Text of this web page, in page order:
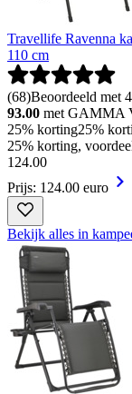
Travellife Ravenna
110 cm
(68)Beoordeeld met
93.00 met GAMMA
25% korting25%
25% korting,
124.00
Prijs: 124.00 euro
Bekijk alles in